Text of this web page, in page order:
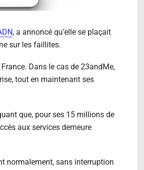
, a annoncé qu’elle se plaçait
sur les faillites.
Dans le cas de 23andMe,
tout en maintenant ses
que, pour ses 15 millions de
aux services demeure
normalement, sans interruption